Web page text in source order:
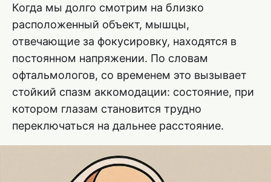
Когда мы долго смотрим на близко
расположенный объект, мышцы,
отвечающие за фокусировку, находятся в
постоянном напряжении. По словам
офтальмологов, со временем это вызывает
стойкий спазм аккомодации: состояние, при
котором глазам становится трудно
переключаться на дальнее расстояние.